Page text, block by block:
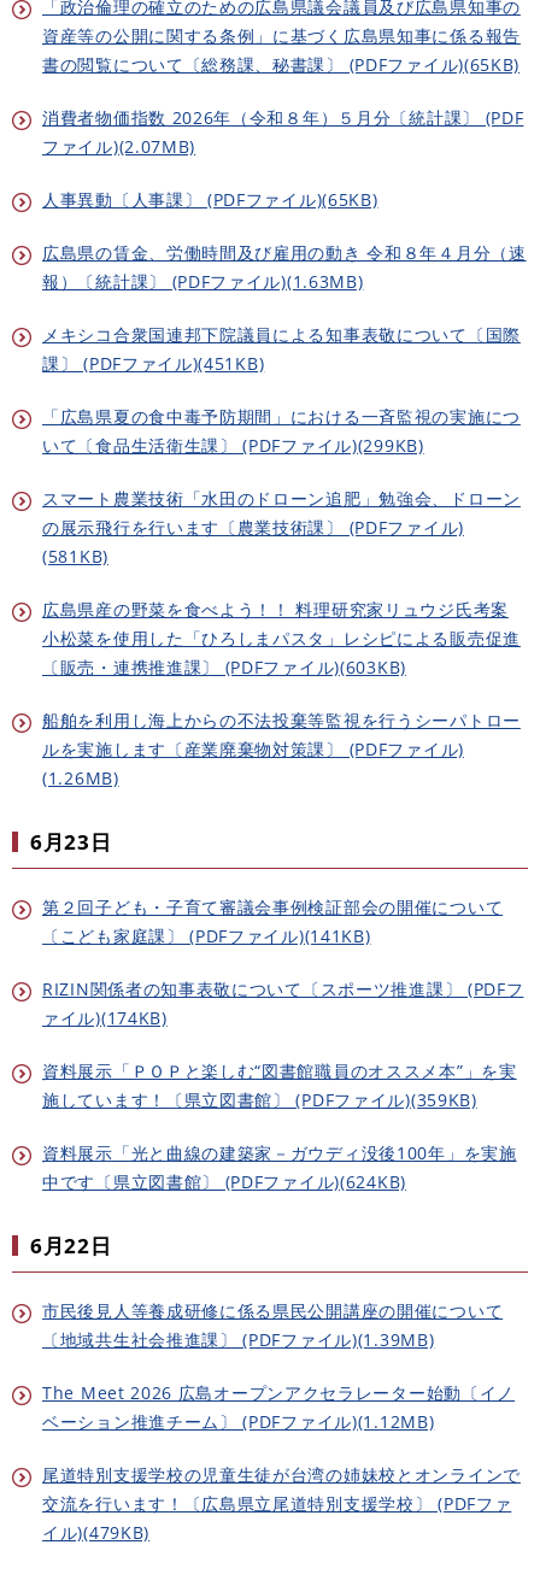
「政治倫理の確立のための広島県議会議員及び広島県知事の
資産等の公開に関する条例」に基づく広島県知事に係る報告
書の閲覧について〔総務課、秘書課〕 (PDFファイル)(65KB)
消費者物価指数 2026年（令和８年）５月分〔統計課〕 (PDF
ファイル)(2.07MB)
人事異動〔人事課〕 (PDFファイル)(65KB)
広島県の賃金、労働時間及び雇用の動き 令和８年４月分（速
報）〔統計課〕 (PDFファイル)(1.63MB)
メキシコ合衆国連邦下院議員による知事表敬について〔国際
課〕 (PDFファイル)(451KB)
「広島県夏の食中毒予防期間」における一斉監視の実施につ
いて〔食品生活衛生課〕 (PDFファイル)(299KB)
スマート農業技術「水田のドローン追肥」勉強会、ドローン
の展示飛行を行います〔農業技術課〕 (PDFファイル)
(581KB)
広島県産の野菜を食べよう！！ 料理研究家リュウジ氏考案
小松菜を使用した「ひろしまパスタ」レシピによる販売促進
〔販売・連携推進課〕 (PDFファイル)(603KB)
船舶を利用し海上からの不法投棄等監視を行うシーパトロー
ルを実施します〔産業廃棄物対策課〕 (PDFファイル)
(1.26MB)
6月23日
第２回子ども・子育て審議会事例検証部会の開催について
〔こども家庭課〕 (PDFファイル)(141KB)
RIZIN関係者の知事表敬について〔スポーツ推進課〕 (PDFフ
ァイル)(174KB)
資料展示「ＰＯＰと楽しむ“図書館職員のオススメ本”」を実
施しています！〔県立図書館〕 (PDFファイル)(359KB)
資料展示「光と曲線の建築家－ガウディ没後100年」を実施
中です〔県立図書館〕 (PDFファイル)(624KB)
6月22日
市民後見人等養成研修に係る県民公開講座の開催について
〔地域共生社会推進課〕 (PDFファイル)(1.39MB)
The Meet 2026 広島オープンアクセラレーター始動〔イノ
ベーション推進チーム〕 (PDFファイル)(1.12MB)
尾道特別支援学校の児童生徒が台湾の姉妹校とオンラインで
交流を行います！〔広島県立尾道特別支援学校〕 (PDFファ
イル)(479KB)